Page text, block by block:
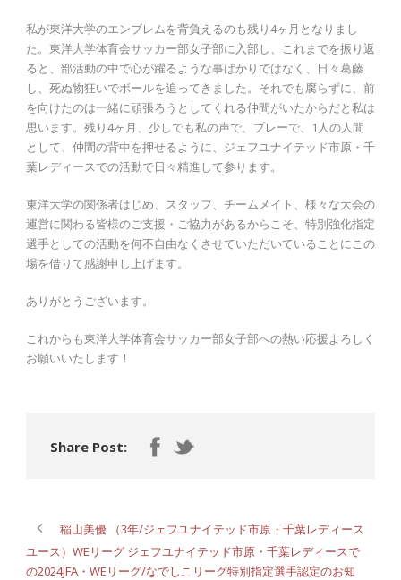
私が東洋大学のエンブレムを背負えるのも残り4ヶ月となりまし
た。東洋大学体育会サッカー部女子部に入部し、これまでを振り返
ると、部活動の中で心が躍るような事ばかりではなく、日々葛藤
し、死ぬ物狂いでボールを追ってきました。それでも腐らずに、前
を向けたのは一緒に頑張ろうとしてくれる仲間がいたからだと私は
思います。残り4ヶ月、少しでも私の声で、プレーで、1人の人間
として、仲間の背中を押せるように、ジェフユナイテッド市原・千
葉レディースでの活動で日々精進して参ります。
東洋大学の関係者はじめ、スタッフ、チームメイト、様々な大会の
運営に関わる皆様のご支援・ご協力があるからこそ、特別強化指定
選手としての活動を何不自由なくさせていただいていることにこの
場を借りて感謝申し上げます。
ありがとうございます。
これからも東洋大学体育会サッカー部女子部への熱い応援よろしく
お願いいたします！
Share Post:
稲山美優 （3年/ジェフユナイテッド市原・千葉レディース
ユース）WEリーグ ジェフユナイテッド市原・千葉レディースで
の2024JFA・WEリーグ/なでしこリーグ特別指定選手認定のお知